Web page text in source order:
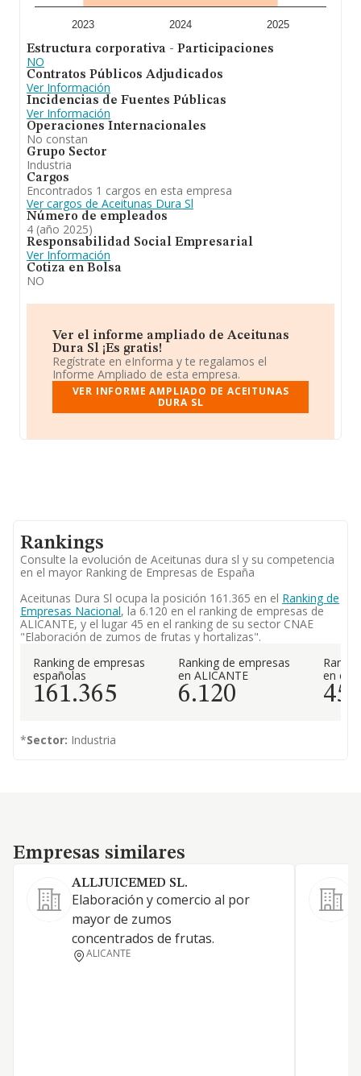
2023 2024 2025
Estructura corporativa - Participaciones
NO
Contratos Públicos Adjudicados
Ver Información
Incidencias de Fuentes Públicas
Ver Información
Operaciones Internacionales
No constan
Grupo Sector
Industria
Cargos
Encontrados 1 cargos en esta empresa
Ver cargos de Aceitunas Dura Sl
Número de empleados
4 (año 2025)
Responsabilidad Social Empresarial
Ver Información
Cotiza en Bolsa
NO
Ver el informe ampliado de Aceitunas
Dura Sl ¡Es gratis!
Regístrate en eInforma y te regalamos el
Informe Ampliado de esta empresa.
VER INFORME AMPLIADO DE ACEITUNAS
DURA SL
Rankings
Consulte la evolución de Aceitunas dura sl y su competencia
en el mayor Ranking de Empresas de España
Aceitunas Dura Sl ocupa la posición 161.365 en el Ranking de
Empresas Nacional, la 6.120 en el ranking de empresas de
ALICANTE, y el lugar 45 en el ranking de su sector CNAE
"Elaboración de zumos de frutas y hortalizas".
Ranking de empresas
españolas
161.365
Ranking de empresas
en ALICANTE
6.120
en el
45
*Sector: Industria
Empresas similares
Empresas similares
ALLJUICEMED SL.
Elaboración y comercio al por
mayor de zumos
concentrados de frutas.
ALICANTE